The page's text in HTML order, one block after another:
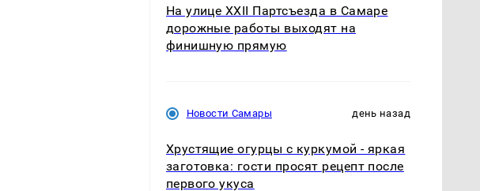
На улице XXII Партсъезда в Самаре
дорожные работы выходят на
финишную прямую
Новости Самары день назад
Хрустящие огурцы с куркумой - яркая
заготовка: гости просят рецепт после
первого укуса